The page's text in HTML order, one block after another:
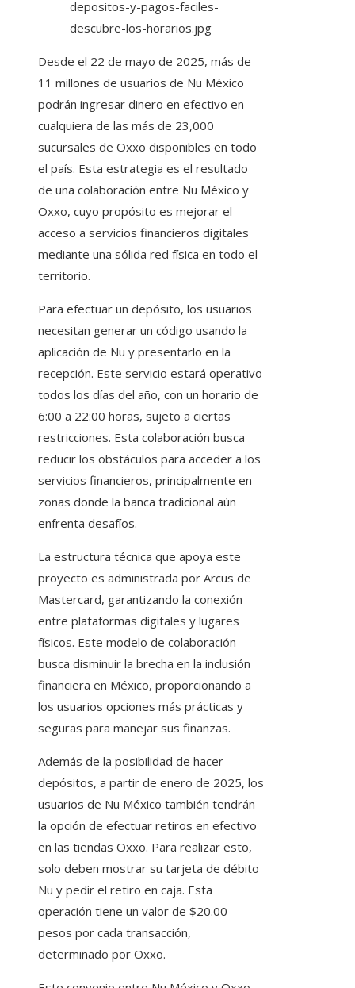
Desde el 22 de mayo de 2025, más de
11 millones de usuarios de Nu México
podrán ingresar dinero en efectivo en
cualquiera de las más de 23,000
sucursales de Oxxo disponibles en todo
el país. Esta estrategia es el resultado
de una colaboración entre Nu México y
Oxxo, cuyo propósito es mejorar el
acceso a servicios financieros digitales
mediante una sólida red física en todo el
territorio.
Para efectuar un depósito, los usuarios
necesitan generar un código usando la
aplicación de Nu y presentarlo en la
recepción. Este servicio estará operativo
todos los días del año, con un horario de
6:00 a 22:00 horas, sujeto a ciertas
restricciones. Esta colaboración busca
reducir los obstáculos para acceder a los
servicios financieros, principalmente en
zonas donde la banca tradicional aún
enfrenta desafíos.
La estructura técnica que apoya este
proyecto es administrada por Arcus de
Mastercard, garantizando la conexión
entre plataformas digitales y lugares
físicos. Este modelo de colaboración
busca disminuir la brecha en la inclusión
financiera en México, proporcionando a
los usuarios opciones más prácticas y
seguras para manejar sus finanzas.
Además de la posibilidad de hacer
depósitos, a partir de enero de 2025, los
usuarios de Nu México también tendrán
la opción de efectuar retiros en efectivo
en las tiendas Oxxo. Para realizar esto,
solo deben mostrar su tarjeta de débito
Nu y pedir el retiro en caja. Esta
operación tiene un valor de $20.00
pesos por cada transacción,
determinado por Oxxo.